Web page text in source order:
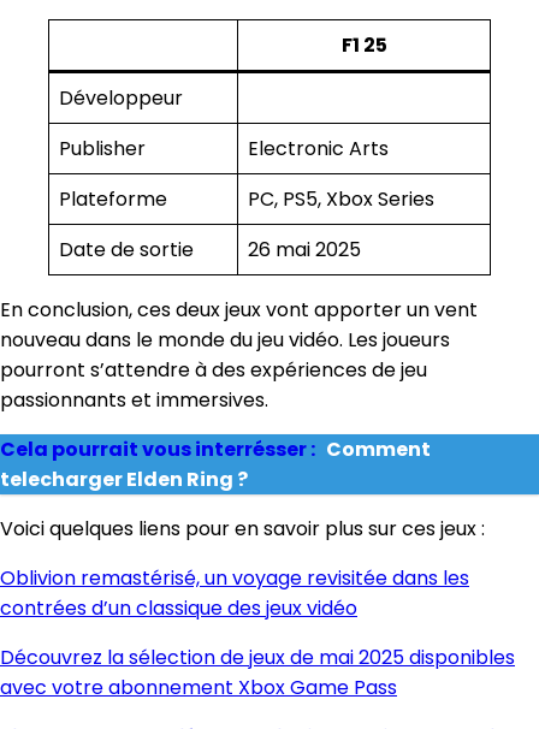
F1 25
Développeur
Publisher
Electronic Arts
Plateforme
PC, PS5, Xbox Series
Date de sortie
26 mai 2025
En conclusion, ces deux jeux vont apporter un vent
nouveau dans le monde du jeu vidéo. Les joueurs
pourront s’attendre à des expériences de jeu
passionnants et immersives.
Cela pourrait vous interrésser : Comment
telecharger Elden Ring ?
Voici quelques liens pour en savoir plus sur ces jeux :
Oblivion remastérisé, un voyage revisitée dans les
contrées d’un classique des jeux vidéo
Découvrez la sélection de jeux de mai 2025 disponibles
avec votre abonnement Xbox Game Pass